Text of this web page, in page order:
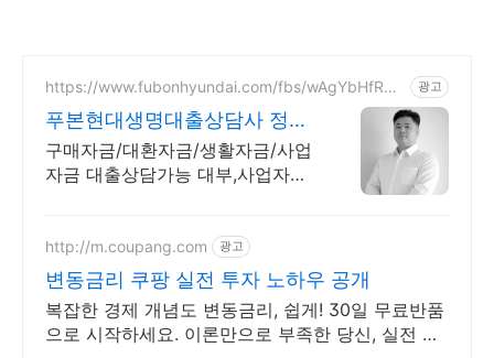
https://www.fubonhyundai.com/fbs/wAgYbHfRW
광고
푸본현대생명대출상담사 정종
욱
구매자금/대환자금/생활자금/사업
자금 대출상담가능 대부,사업자대
http://m.coupang.com 광고
변동금리 쿠팡 실전 투자 노하우 공개
복잡한 경제 개념도 변동금리, 쉽게! 30일 무료반품
으로 시작하세요. 이론만으로 부족한 당신, 실전 투